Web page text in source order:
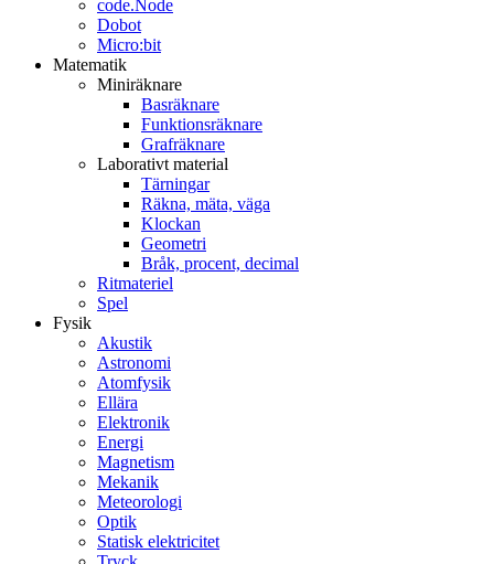
code.Node
Dobot
Micro:bit
Matematik
Miniräknare
Basräknare
Funktionsräknare
Grafräknare
Laborativt material
Tärningar
Räkna, mäta, väga
Klockan
Geometri
Bråk, procent, decimal
Ritmateriel
Spel
Fysik
Akustik
Astronomi
Atomfysik
Ellära
Elektronik
Energi
Magnetism
Mekanik
Meteorologi
Optik
Statisk elektricitet